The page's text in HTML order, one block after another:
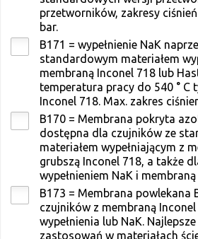
przetworników, zakresy
bar.
B171 = wypełnienie NaK
standardowym materiałem
membraną Inconel 718 lub
temperatura pracy do 540 ° C
Inconel 718. Max. zakres
B170 = Membrana pokryta
dostępna dla czujników ze
materiałem wypełniającym z
grubszą Inconel 718, a także
wypełnieniem NaK i
B173 = Membrana powlekana
czujników z membraną
wypełnienia lub NaK.
zastosowań w materiałach